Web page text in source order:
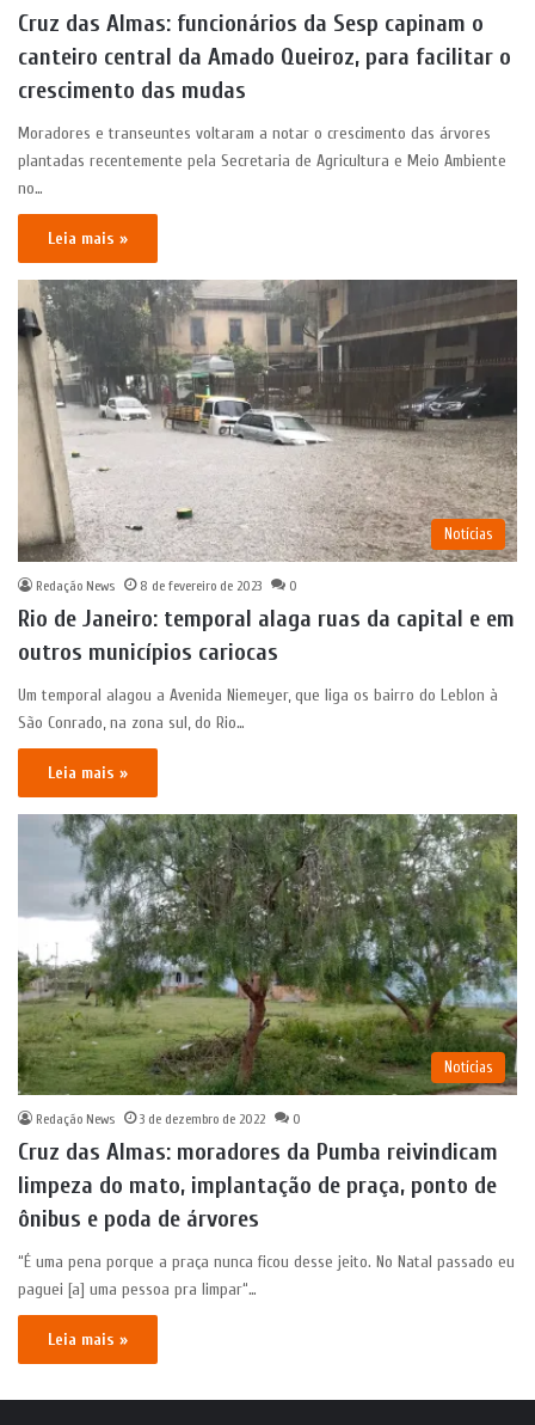
Cruz das Almas: funcionários da Sesp capinam o
canteiro central da Amado Queiroz, para facilitar o
crescimento das mudas
Moradores e transeuntes voltaram a notar o crescimento das árvores
plantadas recentemente pela Secretaria de Agricultura e Meio Ambiente
no…
Leia mais »
Notícias
Redação News 8 de fevereiro de 2023 0
Rio de Janeiro: temporal alaga ruas da capital e em
outros municípios cariocas
Um temporal alagou a Avenida Niemeyer, que liga os bairro do Leblon à
São Conrado, na zona sul, do Rio…
Leia mais »
Notícias
Redação News 3 de dezembro de 2022 0
Cruz das Almas: moradores da Pumba reivindicam
limpeza do mato, implantação de praça, ponto de
ônibus e poda de árvores
“É uma pena porque a praça nunca ficou desse jeito. No Natal passado eu
paguei [a] uma pessoa pra limpar“…
Leia mais »